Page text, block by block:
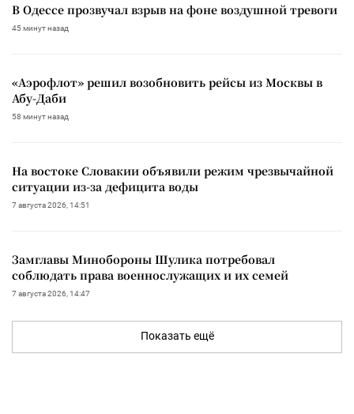
В Одессе прозвучал взрыв на фоне воздушной тревоги
45 минут назад
«Аэрофлот» решил возобновить рейсы из Москвы в
Абу-Даби
58 минут назад
На востоке Словакии объявили режим чрезвычайной
ситуации из-за дефицита воды
7 августа 2026, 14:51
Замглавы Минобороны Шулика потребовал
соблюдать права военнослужащих и их семей
7 августа 2026, 14:47
Показать ещё